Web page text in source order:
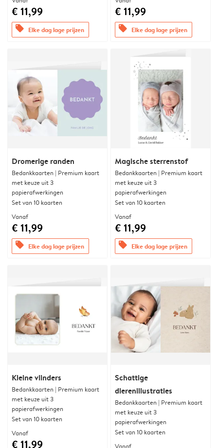
€ 11,99
offers Elke dag lage prijzen
€ 11,99
offers Elke dag lage prijzen
Dromerige randen
Bedankkaarten | Premium kaart
met keuze uit 3
papierafwerkingen
Set van 10 kaarten
Vanaf
€ 11,99
offers Elke dag lage prijzen
Magische sterrenstof
Bedankkaarten | Premium kaart
met keuze uit 3
papierafwerkingen
Set van 10 kaarten
Vanaf
€ 11,99
offers Elke dag lage prijzen
Kleine vlinders
Bedankkaarten | Premium kaart
met keuze uit 3
papierafwerkingen
Set van 10 kaarten
Vanaf
€ 11,99
Schattige
dierenillustraties
Bedankkaarten | Premium kaart
met keuze uit 3
papierafwerkingen
Set van 10 kaarten
Vanaf